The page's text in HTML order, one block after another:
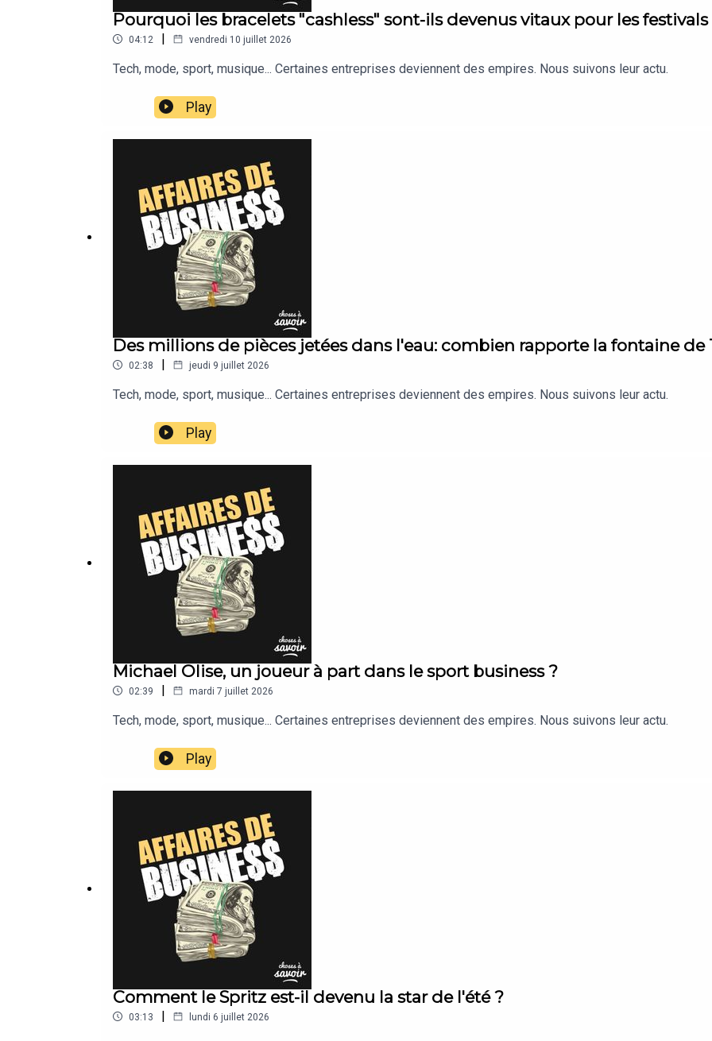
Pourquoi les bracelets "cashless" sont-ils devenus vitaux pour les festivals
04:12 | vendredi 10 juillet 2026
Tech, mode, sport, musique... Certaines entreprises deviennent des empires. Nous suivons leur actu.
Play
Des millions de pièces jetées dans l'eau: combien rapporte la fontaine de
02:38 | jeudi 9 juillet 2026
Tech, mode, sport, musique... Certaines entreprises deviennent des empires. Nous suivons leur actu.
Play
Michael Olise, un joueur à part dans le sport business ?
02:39 | mardi 7 juillet 2026
Tech, mode, sport, musique... Certaines entreprises deviennent des empires. Nous suivons leur actu.
Play
Comment le Spritz est-il devenu la star de l'été ?
03:13 | lundi 6 juillet 2026